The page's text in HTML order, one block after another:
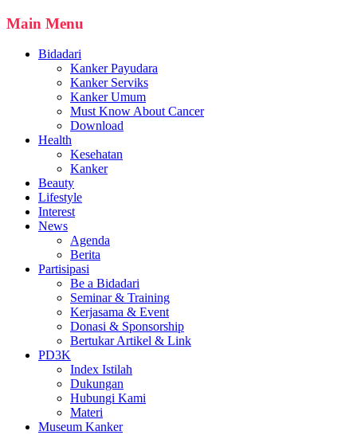
Main Menu
Bidadari
Kanker Payudara
Kanker Serviks
Kanker Umum
Must Know About Cancer
Download
Health
Kesehatan
Kanker
Beauty
Lifestyle
Interest
News
Agenda
Berita
Partisipasi
Be a Bidadari
Seminar & Training
Kerjasama & Event
Donasi & Sponsorship
Bertukar Artikel & Link
PD3K
Index Istilah
Dukungan
Hubungi Kami
Materi
Museum Kanker